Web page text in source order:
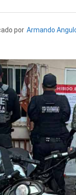
por Armando